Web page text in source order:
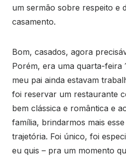
um sermão sobre respeito e
casamento.
Bom, casados, agora
Porém, era uma quarta-feira
meu pai ainda estavam
foi reservar um restaurante
bem clássica e romântica e
família, brindarmos mais
trajetória. Foi único, foi
eu quis – pra um momento